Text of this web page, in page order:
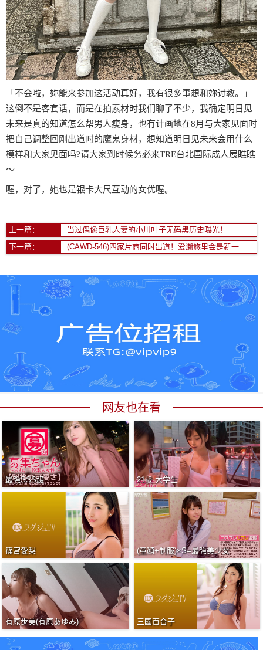
「不会啦，妳能来参加这活动真好，我有很多事想和妳讨教。」
这倒不是客套话，而是在拍素材时我们聊了不少，我确定明日见
未来是真的知道怎么帮男人瘦身，也有计画地在8月与大家见面时
把自己调整回刚出道时的魔鬼身材，想知道明日见未来会用什么
模样和大家见面吗?请大家到时候务必来TRE台北国际成人展瞧瞧
〜
喔，对了，她也是银卡大尺互动的女优喔。
上一篇：
当过偶像巨乳人妻的小川叶子无码黑历史曝光！
下一篇：
(CAWD-546)四家片商同时出道！爱濑悠里会是新一代的爆乳发片王？
网友也在看
最強SSS級 21歳 大学生
篠宮愛梨 (童顔+制服)×S=最強美少女
有原步美(有原あゆみ) 三國百合子